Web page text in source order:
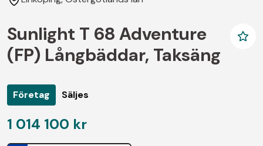
Sunlight T 68 Adventure
(FP) Långbäddar, Taksäng
Företag Säljes
1 014 100 kr